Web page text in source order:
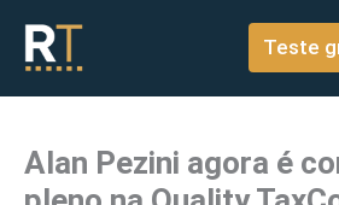
conteúdo
Teste
Alan Pezini agora é